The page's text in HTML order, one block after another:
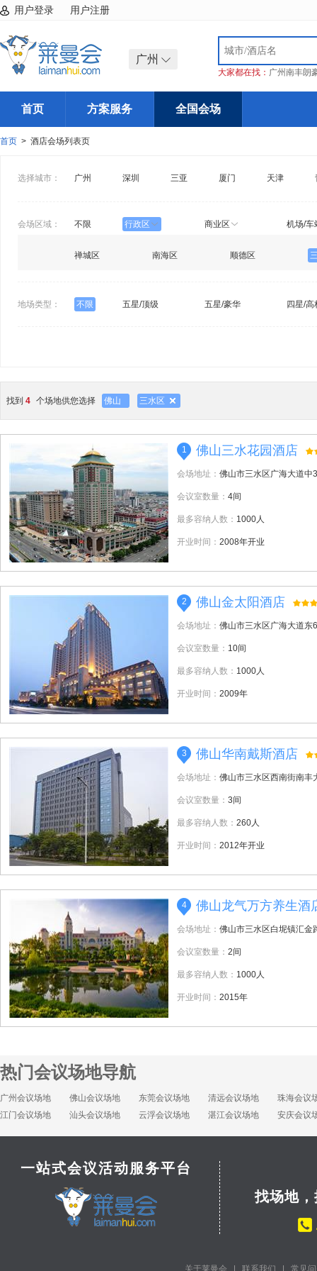
用户登录 用户注册
广州
大家都在找： 广州南丰朗
首页 方案服务 全国会场
首页 > 酒店会场列表页
选择城市： 广州 深圳 三亚 厦门 天津
会场区域： 不限 行政区 商业区 机场/车
禅城区 南海区 顺德区
地场类型： 不限 五星/顶级 五星/豪华 四星/高
找到 4 个场地供您选择 佛山 三水区
1 佛山三水花园酒店
会场地址： 佛山市三水区广海大道中
会议室数量： 4间
最多容纳人数： 1000人
开业时间： 2008年开业
2 佛山金太阳酒店
会场地址： 佛山市三水区广海大道东
会议室数量： 10间
最多容纳人数： 1000人
开业时间： 2009年
3 佛山华南戴斯酒店
会场地址： 佛山市三水区西南街南丰
会议室数量： 3间
最多容纳人数： 260人
开业时间： 2012年开业
4 佛山龙气万方养生酒
会场地址： 佛山市三水区白坭镇汇金
会议室数量： 2间
最多容纳人数： 1000人
开业时间： 2015年
热门会议场地导航
广州会议场地 佛山会议场地 东莞会议场地 清远会议场地
珠海会议
江门会议场地
汕头会议场地 云浮会议场地 湛江会议场地 安庆会议
一站式会议活动服务平台
找场地
关于莱曼会 联系我们
常见